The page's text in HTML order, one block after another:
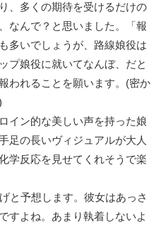
、多くの期待を受けるだけの
なんで？と思いました。「報
多いでしょうが、路線娘役は
プ娘役に就いてなんぼ、だと
われることを願います。(密か
イン的な美しい声を持った娘
足の長いヴィジュアルが大人
学反応を見せてくれそうで楽
と予想します。彼女はあっさ
すよね。あまり執着しないよ